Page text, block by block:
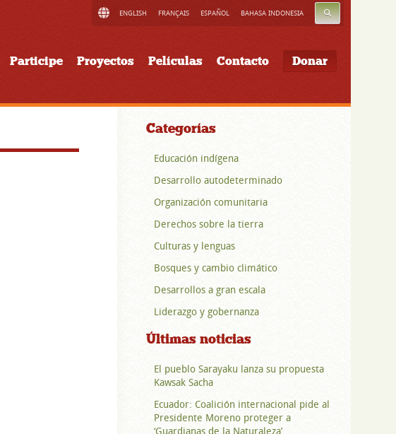
ENGLISH FRANÇAIS ESPAÑOL BAHASA INDONESIA BUSCAR
Participe Proyectos Películas Contacto Donar
Categorías
Educación indígena
Desarrollo autodeterminado
Organización comunitaria
Derechos sobre la tierra
Culturas y lenguas
Bosques y cambio climático
Desarrollos a gran escala
Liderazgo y gobernanza
Últimas noticias
El pueblo Sarayaku lanza su propuesta
Kawsak Sacha
Ecuador: Coalición internacional pide al
Presidente Moreno proteger a
‘Guardianas de la Naturaleza’